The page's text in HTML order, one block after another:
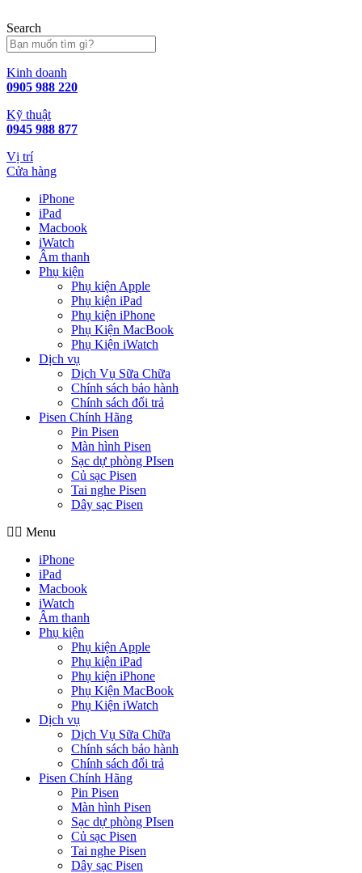
to
content
Search
Kinh doanh
0905 988 220
Kỹ thuật
0945 988 877
Vị trí
Cửa hàng
iPhone
iPad
Macbook
iWatch
Âm thanh
Phụ kiện
Phụ kiện Apple
Phụ kiện iPad
Phụ kiện iPhone
Phụ Kiện MacBook
Phụ Kiện iWatch
Dịch vụ
Dịch Vụ Sữa Chữa
Chính sách bảo hành
Chính sách đổi trả
Pisen Chính Hãng
Pin Pisen
Màn hình Pisen
Sạc dự phòng PIsen
Củ sạc Pisen
Tai nghe Pisen
Dây sạc Pisen
Menu
iPhone
iPad
Macbook
iWatch
Âm thanh
Phụ kiện
Phụ kiện Apple
Phụ kiện iPad
Phụ kiện iPhone
Phụ Kiện MacBook
Phụ Kiện iWatch
Dịch vụ
Dịch Vụ Sữa Chữa
Chính sách bảo hành
Chính sách đổi trả
Pisen Chính Hãng
Pin Pisen
Màn hình Pisen
Sạc dự phòng PIsen
Củ sạc Pisen
Tai nghe Pisen
Dây sạc Pisen